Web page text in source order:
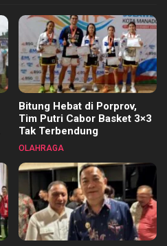
Bitung Hebat di Porprov,
Tim Putri Cabor Basket 3×3
Tak Terbendung
OLAHRAGA